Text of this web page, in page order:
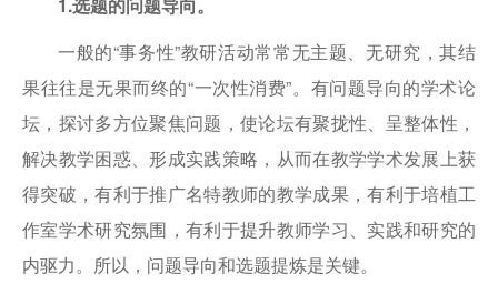
一般的“事务性”教研活动常常无主题、无研究，其结
果往往是无果而终的“一次性消费”。有问题导向的学术论
坛，探讨多方位聚焦问题，使论坛有聚拢性、呈整体性，
解决教学困惑、形成实践策略，从而在教学学术发展上获
得突破，有利于推广名特教师的教学成果，有利于培植工
作室学术研究氛围，有利于提升教师学习、实践和研究的
内驱力。所以，问题导向和选题提炼是关键。